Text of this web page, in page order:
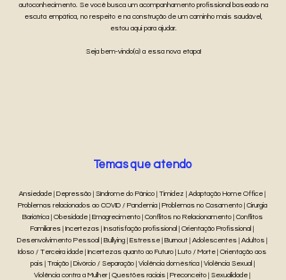
autoconhecimento. Se você busca um acompanhamento profissional baseado na
escuta empática, no respeito e na construção de um caminho mais saudável,
estou aqui para ajudar.
Seja bem-vindo(a) a essa nova etapa!
Ansiedade | Depressão | Síndrome do Pânico | Timidez | Adaptação Home Office |
Problemas relacionados ao COVID / Pandemia | Problemas no Casamento | Cirurgia
Bariátrica | Obesidade | Emagrecimento | Conflitos no Relacionamento | Conflitos
Familiares | Incertezas | Insatisfação profissional | Orientação Profissional |
Desenvolvimento Pessoal | Bullying | Estresse | Burnout | Adolescentes | Adultos |
Idoso / Terceira idade | Incertezas quanto ao Futuro | Luto / Morte | Orientação aos
pais | Traição | Divórcio / Separação | Violência doméstica | Violência Sexual |
Violência contra a Mulher | Questões raciais | Preconceito | Sexualidade |
Temas que atendo